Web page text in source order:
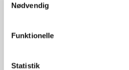
Nødvendig
Funktionelle
Statistik
Artikler med samme